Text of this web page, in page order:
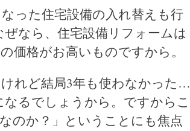
った住宅設備の入れ替えも行
なら、住宅設備リフォームは
価格がお高いものですから。
れど結局3年も使わなかった…
るでしょうから。ですからこ
のか？」ということにも焦点